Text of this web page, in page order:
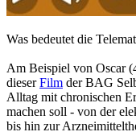
Was bedeutet die
Am Beispiel von Oscar
dieserFilm der BAG
Alltag mit chronischen
machen soll - von der
bis hin zur